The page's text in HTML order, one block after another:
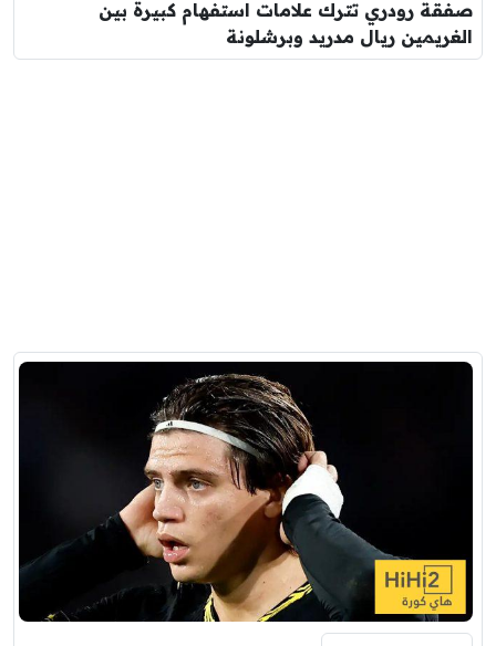
صفقة رودري تترك علامات استفهام كبيرة بين
الغريمين ريال مدريد وبرشلونة